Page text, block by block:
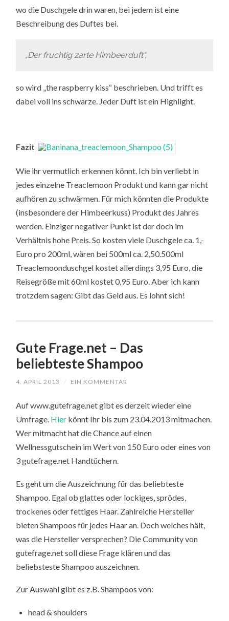
wo die Duschgele drin waren, bei jedem ist eine
Beschreibung des Duftes bei.
„Der fruchtig zarte Himbeerduft“,
so wird „the raspberry kiss“ beschrieben. Und trifft es
dabei voll ins schwarze. Jeder Duft ist ein Highlight.
Fazit
Wie ihr vermutlich erkennen könnt. Ich bin verliebt in
jedes einzelne Treaclemoon Produkt und kann gar nicht
aufhören zu schwärmen. Für mich könnten die Produkte
(insbesondere der Himbeerkuss) Produkt des Jahres
werden. Einziger negativer Punkt ist der doch im
Verhältnis hohe Preis. So kosten viele Duschgele ca. 1,-
Euro pro 200ml, wären bei 500ml ca. 2,50.500ml
Treaclemoonduschgel kostet allerdings 3,95 Euro, die
Reisegröße mit 60ml kostet 0,95 Euro. Aber ich kann
trotzdem sagen: Gibt das Geld aus. Es lohnt sich!
Gute Frage.net – Das
beliebteste Shampoo
4. APRIL 2013 / EIN KOMMENTAR
Auf www.gutefrage.net gibt es derzeit wieder eine
Umfrage. Hier könnt Ihr bis zum 23.04.2013 mitmachen.
Wer mitmacht hat die Chance auf einen
Wellnessgutschein im Wert von 150 Euro oder eines von
3 gutefrage.net Handtüchern.
Es geht um die Auszeichnung für das beliebteste
Shampoo. Egal ob glattes oder lockiges, sprödes,
trockenes oder fettiges Haar. Zahlreiche Hersteller
bieten Shampoos für jedes Haar an. Doch welches hält,
was die Hersteller versprechen? Die Community von
gutefrage.net soll diese Frage klären und das
beliebsteste Shampoo auszeichnen.
Zur Auswahl gibt es z.B. Shampoos von:
head & shoulders